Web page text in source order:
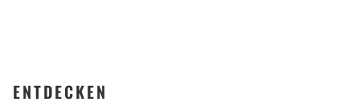
ENTDECKEN